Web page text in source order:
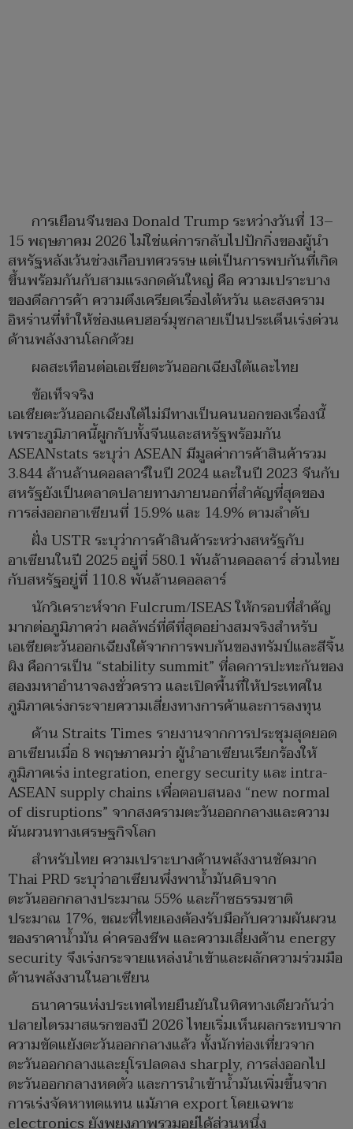
การเยือนจีนของ Donald Trump ระหว่างวันที่ 13–
15 พฤษภาคม 2026 ไม่ใช่แค่การกลับไปปักกิ่งของผู้นำ
สหรัฐหลังเว้นช่วงเกือบทศวรรษ แต่เป็นการพบกันที่เกิด
ขึ้นพร้อมกันกับสามแรงกดดันใหญ่ คือ ความเปราะบาง
ของดีลการค้า ความตึงเครียดเรื่องไต้หวัน และสงคราม
อิหร่านที่ทำให้ช่องแคบฮอร์มุซกลายเป็นประเด็นเร่งด่วน
ด้านพลังงานโลกด้วย
ผลสะเทือนต่อเอเชียตะวันออกเฉียงใต้และไทย
ข้อเท็จจริง
เอเชียตะวันออกเฉียงใต้ไม่มีทางเป็นคนนอกของเรื่องนี้
เพราะภูมิภาคนี้ผูกกับทั้งจีนและสหรัฐพร้อมกัน
ASEANstats ระบุว่า ASEAN มีมูลค่าการค้าสินค้ารวม
3.844 ล้านล้านดอลลาร์ในปี 2024 และในปี 2023 จีนกับ
สหรัฐยังเป็นตลาดปลายทางภายนอกที่สำคัญที่สุดของ
การส่งออกอาเซียนที่ 15.9% และ 14.9% ตามลำดับ
ฝั่ง USTR ระบุว่าการค้าสินค้าระหว่างสหรัฐกับ
อาเซียนในปี 2025 อยู่ที่ 580.1 พันล้านดอลลาร์ ส่วนไทย
กับสหรัฐอยู่ที่ 110.8 พันล้านดอลลาร์
นักวิเคราะห์จาก Fulcrum/ISEAS ให้กรอบที่สำคัญ
มากต่อภูมิภาคว่า ผลลัพธ์ที่ดีที่สุดอย่างสมจริงสำหรับ
เอเชียตะวันออกเฉียงใต้จากการพบกันของทรัมป์และสีจิ้น
ผิง คือการเป็น “stability summit” ที่ลดการปะทะกันของ
สองมหาอำนาจลงชั่วคราว และเปิดพื้นที่ให้ประเทศใน
ภูมิภาคเร่งกระจายความเสี่ยงทางการค้าและการลงทุน
ด้าน Straits Times รายงานจากการประชุมสุดยอด
อาเซียนเมื่อ 8 พฤษภาคมว่า ผู้นำอาเซียนเรียกร้องให้
ภูมิภาคเร่ง integration, energy security และ intra-
ASEAN supply chains เพื่อตอบสนอง “new normal
of disruptions” จากสงครามตะวันออกกลางและความ
ผันผวนทางเศรษฐกิจโลก
สำหรับไทย ความเปราะบางด้านพลังงานชัดมาก
Thai PRD ระบุว่าอาเซียนพึ่งพาน้ำมันดิบจาก
ตะวันออกกลางประมาณ 55% และก๊าซธรรมชาติ
ประมาณ 17%, ขณะที่ไทยเองต้องรับมือกับความผันผวน
ของราคาน้ำมัน ค่าครองชีพ และความเสี่ยงด้าน energy
security จึงเร่งกระจายแหล่งนำเข้าและผลักความร่วมมือ
ด้านพลังงานในอาเซียน
ธนาคารแห่งประเทศไทยยืนยันในทิศทางเดียวกันว่า
ปลายไตรมาสแรกของปี 2026 ไทยเริ่มเห็นผลกระทบจาก
ความขัดแย้งตะวันออกกลางแล้ว ทั้งนักท่องเที่ยวจาก
ตะวันออกกลางและยุโรปลดลง sharply, การส่งออกไป
ตะวันออกกลางหดตัว และการนำเข้าน้ำมันเพิ่มขึ้นจาก
การเร่งจัดหาทดแทน แม้ภาค export โดยเฉพาะ
electronics ยังพยุงภาพรวมอยู่ได้ส่วนหนึ่ง